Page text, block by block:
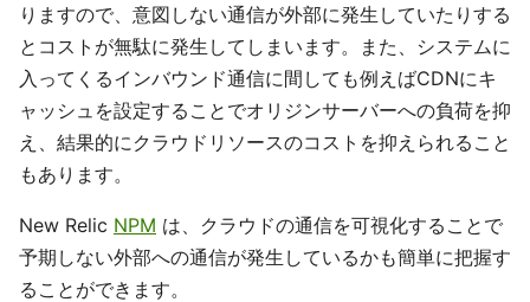
りますので、意図しない通信が外部に発生していたりする
とコストが無駄に発生してしまいます。また、システムに
入ってくるインバウンド通信に間しても例えばCDNにキ
ャッシュを設定することでオリジンサーバーへの負荷を抑
え、結果的にクラウドリソースのコストを抑えられること
もあります。
New Relic NPM は、クラウドの通信を可視化することで
予期しない外部への通信が発生しているかも簡単に把握す
ることができます。